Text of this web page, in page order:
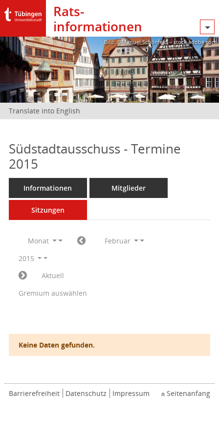
Rats­
informationen
Bild: @Manuel Schönfeld – stock.adobe.com
Translate into English
Südstadtausschuss - Termine
2015
Informationen Mitglieder
Sitzungen
Monat
Februar
2015
Aktuell
Gremium auswählen
Keine Daten gefunden.
Barrierefreiheit Datenschutz Impressum Seitenanfang